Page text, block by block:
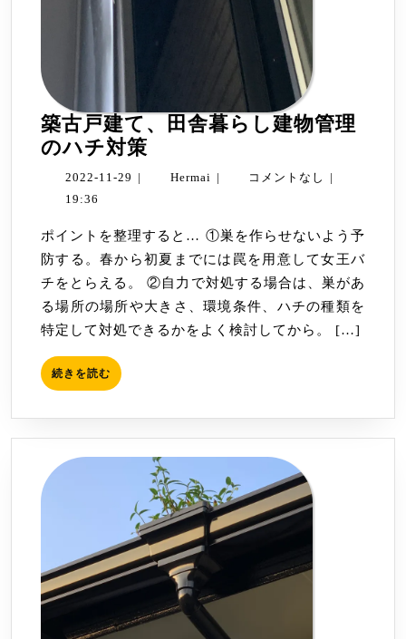
築古戸建て、田舎暮らし建物管理
のハチ対策
て、
田
舎
暮
ら
理
の
ハ
チ
対
策
2022-11-29 2022-
| Hermai Hermai
| コメントなし
|
19:36
ポイントを整理すると… ①巣を作らせないよう予
防する。春から初夏までには罠を用意して女王バ
チをとらえる。 ②自力で対処する場合は、巣があ
る場所の場所や大きさ、環境条件、ハチの種類を
特定して対処できるかをよく検討してから。 […]
続きを読む 続
き
読
む